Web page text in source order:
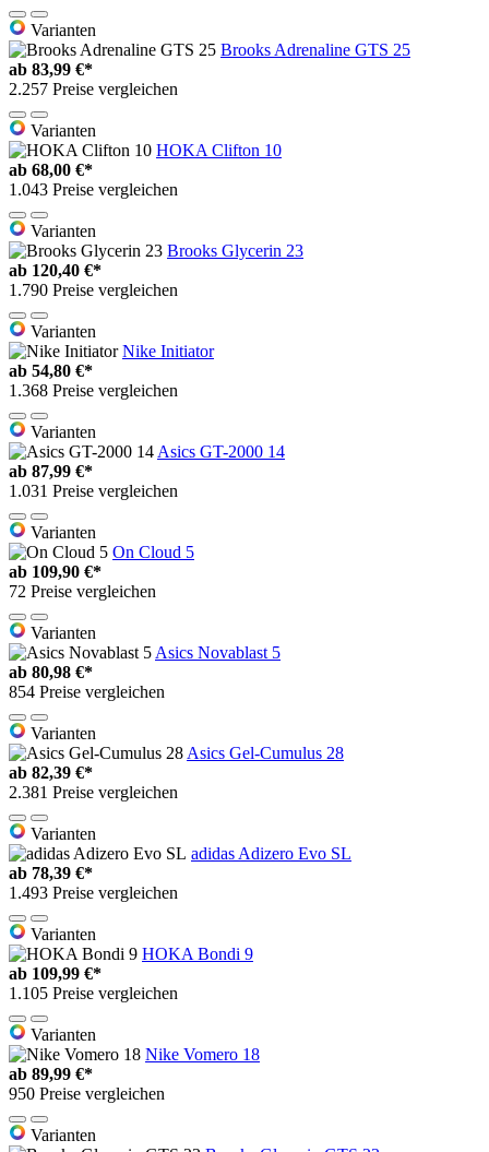
Varianten
Brooks Adrenaline GTS 25
ab 83,99 €*
2.257 Preise vergleichen
Varianten
HOKA Clifton 10
ab 68,00 €*
1.043 Preise vergleichen
Varianten
Brooks Glycerin 23
ab 120,40 €*
1.790 Preise vergleichen
Varianten
Nike Initiator
ab 54,80 €*
1.368 Preise vergleichen
Varianten
Asics GT-2000 14
ab 87,99 €*
1.031 Preise vergleichen
Varianten
On Cloud 5
ab 109,90 €*
72 Preise vergleichen
Varianten
Asics Novablast 5
ab 80,98 €*
854 Preise vergleichen
Varianten
Asics Gel-Cumulus 28
ab 82,39 €*
2.381 Preise vergleichen
Varianten
adidas Adizero Evo SL
ab 78,39 €*
1.493 Preise vergleichen
Varianten
HOKA Bondi 9
ab 109,99 €*
1.105 Preise vergleichen
Varianten
Nike Vomero 18
ab 89,99 €*
950 Preise vergleichen
Varianten